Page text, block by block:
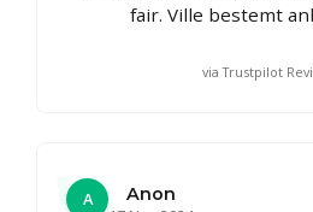
fair. Ville bestemt
via Trustpilot
A
Anon